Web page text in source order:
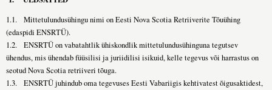
1.1. Mittetulundusühingu nimi on Eesti Nova Scotia Retriiverite Tõuühing
(edaspidi ENSRTÜ).
1.2. ENSRTÜ on vabatahtlik ühiskondlik mittetulundusühinguna tegutsev
ühendus, mis ühendab füüsilisi ja juriidilisi isikuid, kelle tegevus või harrastus on
seotud Nova Scotia retriiveri tõuga.
1.3. ENSRTÜ juhindub oma tegevuses Eesti Vabariigis kehtivatest õigusaktidest,